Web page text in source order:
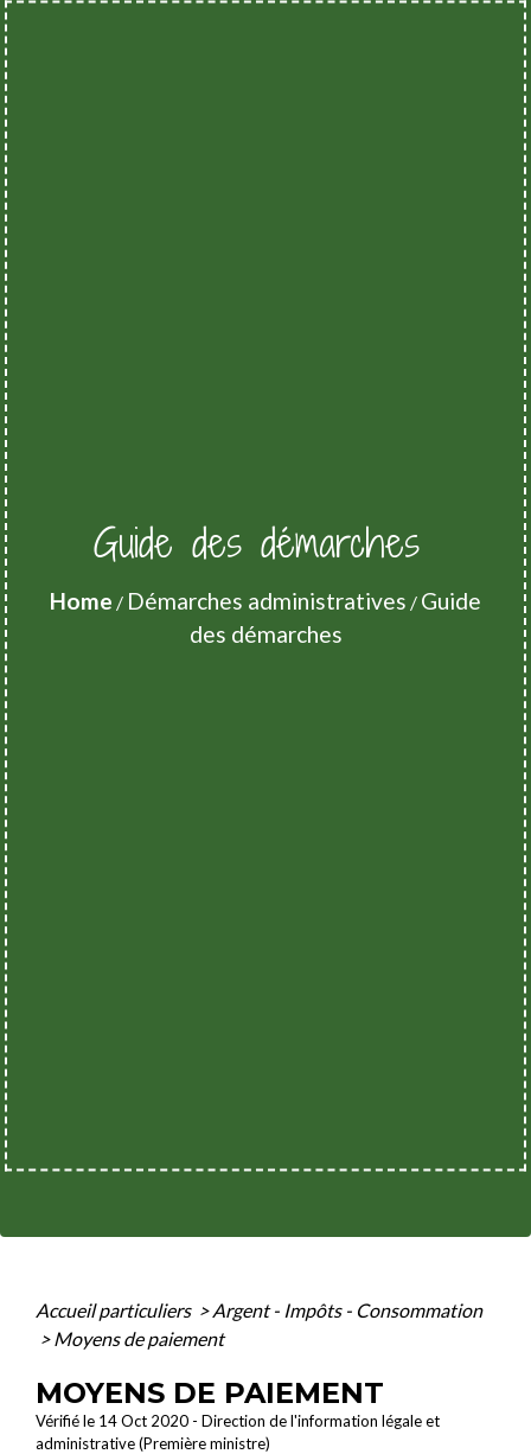
Guide des démarches
Home / Démarches administratives / Guide
des démarches
Accueil particuliers > Argent - Impôts - Consommation
> Moyens de paiement
MOYENS DE PAIEMENT
Vérifié le 14 Oct 2020 - Direction de l'information légale et
administrative (Première ministre)